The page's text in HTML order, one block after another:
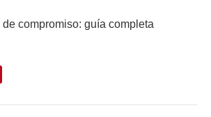
compromiso: guía completa